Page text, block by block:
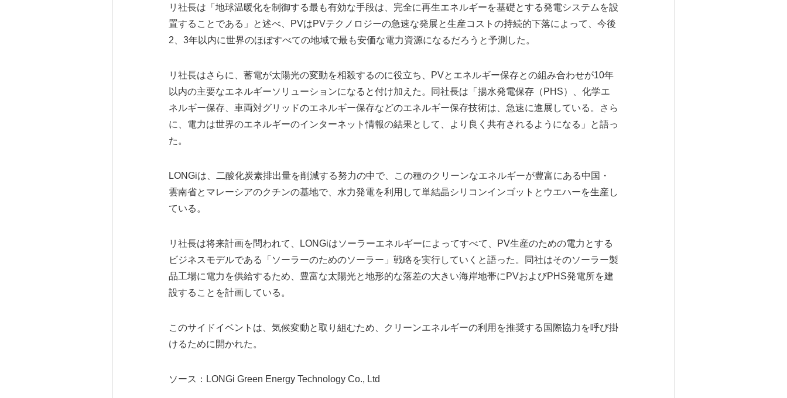
リ社長は「地球温暖化を制御する最も有効な手段は、完全に再生エネルギーを基礎とする発電システムを設
置することである」と述べ、PVはPVテクノロジーの急速な発展と生産コストの持続的下落によって、今後
2、3年以内に世界のほぼすべての地域で最も安価な電力資源になるだろうと予測した。
リ社長はさらに、蓄電が太陽光の変動を相殺するのに役立ち、PVとエネルギー保存との組み合わせが10年
以内の主要なエネルギーソリューションになると付け加えた。同社長は「揚水発電保存（PHS）、化学エ
ネルギー保存、車両対グリッドのエネルギー保存などのエネルギー保存技術は、急速に進展している。さら
に、電力は世界のエネルギーのインターネット情報の結果として、より良く共有されるようになる」と語っ
た。
LONGiは、二酸化炭素排出量を削減する努力の中で、この種のクリーンなエネルギーが豊富にある中国・
雲南省とマレーシアのクチンの基地で、水力発電を利用して単結晶シリコンインゴットとウエハーを生産し
ている。
リ社長は将来計画を問われて、LONGiはソーラーエネルギーによってすべて、PV生産のための電力とする
ビジネスモデルである「ソーラーのためのソーラー」戦略を実行していくと語った。同社はそのソーラー製
品工場に電力を供給するため、豊富な太陽光と地形的な落差の大きい海岸地帯にPVおよびPHS発電所を建
設することを計画している。
このサイドイベントは、気候変動と取り組むため、クリーンエネルギーの利用を推奨する国際協力を呼び掛
けるために開かれた。
ソース：LONGi Green Energy Technology Co., Ltd